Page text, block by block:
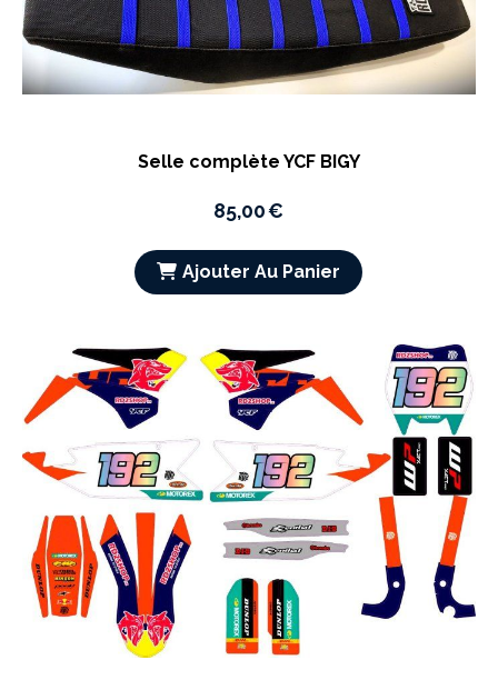
Selle complète YCF BIGY
85,00€
Ajouter Au Panier